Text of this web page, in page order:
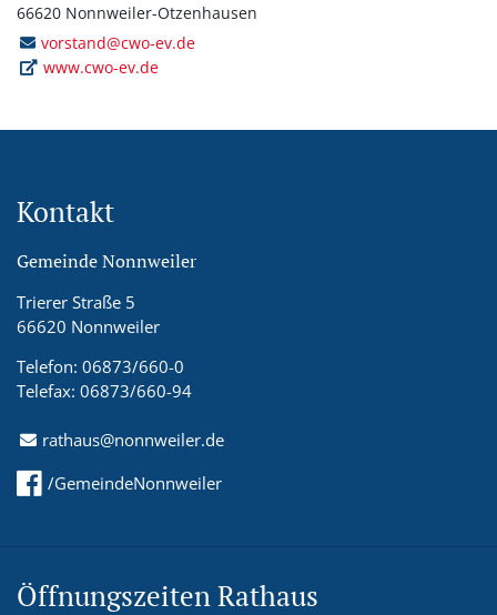
66620 Nonnweiler-Otzenhausen
vorstand@cwo-ev.de
www.cwo-ev.de
Kontakt
Gemeinde Nonnweiler
Trierer Straße 5
66620 Nonnweiler
Telefon: 06873/660-0
Telefax: 06873/660-94
rathaus@nonnweiler.de
/GemeindeNonnweiler
Öffnungszeiten Rathaus